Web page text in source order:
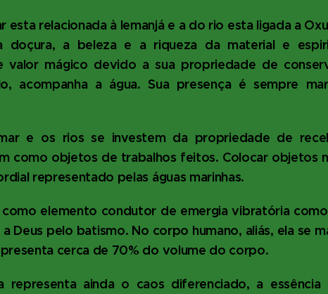
esta relacionada à Iemanjá e a do rio esta ligada a
doçura, a beleza e a riqueza da material e
valor mágico devido a sua propriedade de
acompanha a água. Sua presença é sempre
e os rios se investem da propriedade de
como objetos de trabalhos feitos. Colocar objetos
representado pelas águas marinhas.
elemento condutor de emergia vibratória
a Deus pelo batismo. No corpo humano, aliás, ela se
cerca de 70% do volume do corpo.
representa ainda o caos diferenciado, a essência